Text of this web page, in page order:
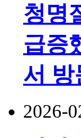
청명
급증
서 방
2026-